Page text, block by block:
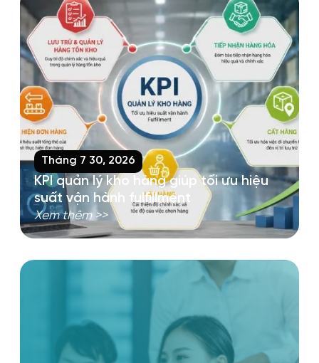
Tháng 7 30, 2026
KPI quản lý kho hàng giúp tối ưu hiệu
suất vận hành fulfillment
Xem thêm >>